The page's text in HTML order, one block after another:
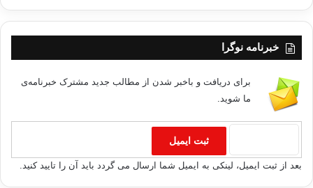
خبرنامه نوگرا
برای دریافت و باخبر شدن از مطالب جدید مشترک خبرنامه‌ی
ما شوید.
بعد از ثبت ایمیل، لینکی به ایمیل شما ارسال می گردد باید آن را تایید کنید.